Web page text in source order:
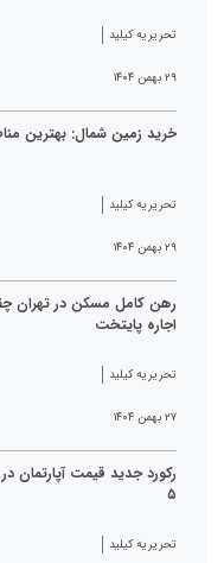
تحریریه کیلید
۲۹ بهمن ۱۴۰۴
خرید زمین شمال: بهترین
تحریریه کیلید
۲۹ بهمن ۱۴۰۴
رهن کامل مسکن در تهران
اجاره پایتخت
تحریریه کیلید
۲۷ بهمن ۱۴۰۴
رکورد جدید قیمت آپارتمان
۵
تحریریه کیلید